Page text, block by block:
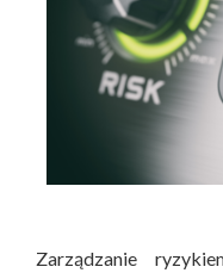
Zarządzanie